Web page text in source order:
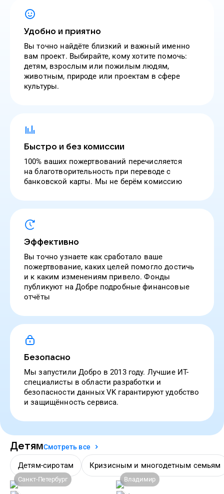
Удобно и приятно
Вы точно найдёте близкий и важный именно
вам проект. Выбирайте, кому хотите помочь:
детям, взрослым или пожилым людям,
животным, природе или проектам в сфере
культуры.
Быстро и без комиссии
100% ваших пожертвований перечисляется
на благотворительность при переводе с
банковской карты. Мы не берём комиссию
Эффективно
Вы точно узнаете как сработало ваше
пожертвование, каких целей помогло достичь
и к каким изменениям привело. Фонды
публикуют на Добре подробные финансовые
отчёты
Безопасно
Мы запустили Добро в 2013 году. Лучшие ИТ-
специалисты в области разработки и
безопасности данных VK гарантируют удобство
и защищённость сервиса.
ДетямСмотреть все
Детям-сиротам Кризисным и многодетным семьям
Санкт-Петербург Владимир